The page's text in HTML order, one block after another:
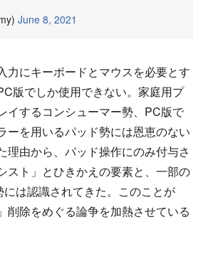
June 8, 2021
力にキーボードとマウスを必要とす
版でしか使用できない。家庭用プ
イするコンシューマー勢、PC版で
ーを用いるパッド勢には恩恵のない
理由から、パッド操作にのみ付与さ
スト」とひきかえの要素と、一部の
は認識されてきた。このことが
削除をめぐる論争を加熱させている